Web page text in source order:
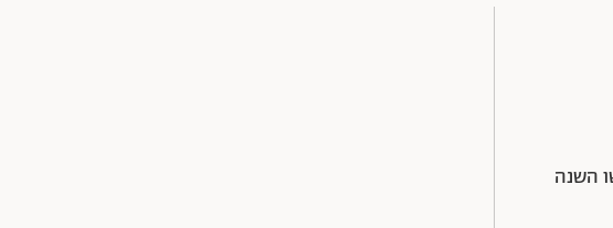
השנה